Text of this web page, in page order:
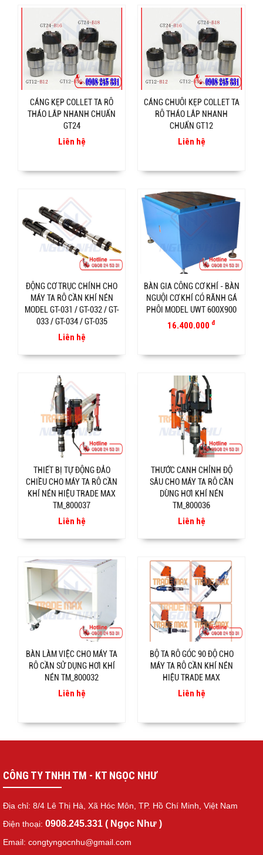
CÁNG KẸP COLLET TA RÔ
THÁO LẮP NHANH CHUẨN
GT24
Liên hệ
CÁNG CHUÔI KẸP COLLET TA
RÔ THÁO LẮP NHANH
CHUẨN GT12
Liên hệ
ĐỘNG CƠ TRỤC CHÍNH CHO
MÁY TA RÔ CẦN KHÍ NÉN
MODEL GT-031 / GT-032 / GT-
033 / GT-034 / GT-035
Liên hệ
BÀN GIA CÔNG CƠ KHÍ - BÀN
NGUỘI CƠ KHÍ CÓ RÃNH GÁ
PHÔI MODEL UWT 600X900
16.400.000 đ
THIẾT BỊ TỰ ĐỘNG ĐẢO
CHIỀU CHO MÁY TA RÔ CẦN
KHÍ NÉN HIỆU TRADE MAX
TM_800037
Liên hệ
THƯỚC CANH CHỈNH ĐỘ
SÂU CHO MÁY TA RÔ CẦN
DÙNG HƠI KHÍ NÉN
TM_800036
Liên hệ
BÀN LÀM VIỆC CHO MÁY TA
RÔ CẦN SỬ DỤNG HƠI KHÍ
NÉN TM_800032
Liên hệ
BỘ TA RÔ GÓC 90 ĐỘ CHO
MÁY TA RÔ CẦN KHÍ NÉN
HIỆU TRADE MAX
Liên hệ
CÔNG TY TNHH TM - KT NGỌC NHƯ
Địa chỉ: 8/4 Lê Thị Hà, Xã Hóc Môn, TP. Hồ Chí Minh, Việt Nam
Điện thoại: 0908.245.331 ( Ngọc Như )
Email: congtyngocnhu@gmail.com